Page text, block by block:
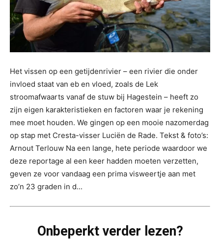
Het vissen op een getijdenrivier – een rivier die onder
invloed staat van eb en vloed, zoals de Lek
stroomafwaarts vanaf de stuw bij Hagestein – heeft zo
zijn eigen karakteristieken en factoren waar je rekening
mee moet houden. We gingen op een mooie nazomerdag
op stap met Cresta-visser Luciën de Rade. Tekst & foto’s:
Arnout Terlouw Na een lange, hete periode waardoor we
deze reportage al een keer hadden moeten verzetten,
geven ze voor vandaag een prima visweertje aan met
zo’n 23 graden in d...
Onbeperkt verder lezen?